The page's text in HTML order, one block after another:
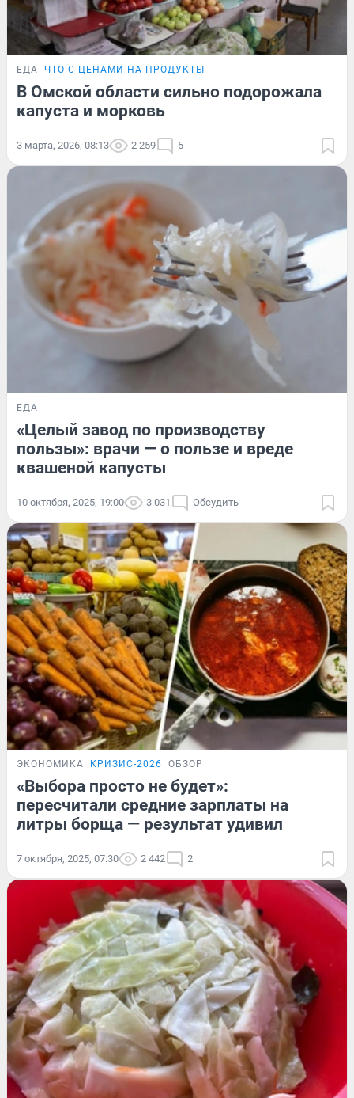
ЕДА ЧТО С ЦЕНАМИ НА ПРОДУКТЫ
В Омской области сильно подорожала
капуста и морковь
3 марта, 2026, 08:13 2 259 5
ЕДА
«Целый завод по производству
пользы»: врачи — о пользе и вреде
квашеной капусты
10 октября, 2025, 19:00 3 031 Обсудить
ЭКОНОМИКА КРИЗИС-2026 ОБЗОР
«Выбора просто не будет»:
пересчитали средние зарплаты на
литры борща — результат удивил
7 октября, 2025, 07:30 2 442 2